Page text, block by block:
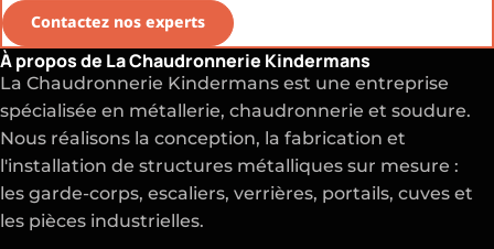
Contactez nos experts
À propos de La Chaudronnerie Kindermans
La Chaudronnerie Kindermans est une entreprise
spécialisée en métallerie, chaudronnerie et soudure.
Nous réalisons la conception, la fabrication et
l'installation de structures métalliques sur mesure :
les garde-corps, escaliers, verrières, portails, cuves et
les pièces industrielles.